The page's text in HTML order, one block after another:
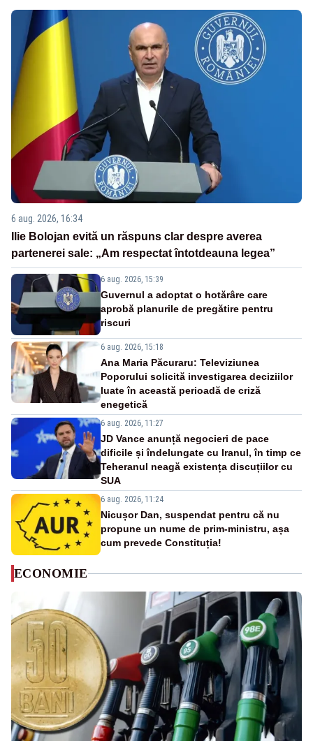
6 aug. 2026, 16:34
Ilie Bolojan evită un răspuns clar despre averea
partenerei sale: „Am respectat întotdeauna legea”
6 aug. 2026, 15:39
Guvernul a adoptat o hotărâre care
aprobă planurile de pregătire pentru
riscuri
6 aug. 2026, 15:18
Ana Maria Păcuraru: Televiziunea
Poporului solicită investigarea deciziilor
luate în această perioadă de criză
enegetică
6 aug. 2026, 11:27
JD Vance anunță negocieri de pace
dificile și îndelungate cu Iranul, în timp ce
Teheranul neagă existența discuțiilor cu
SUA
6 aug. 2026, 11:24
Nicușor Dan, suspendat pentru că nu
propune un nume de prim-ministru, așa
cum prevede Constituția!
ECONOMIE